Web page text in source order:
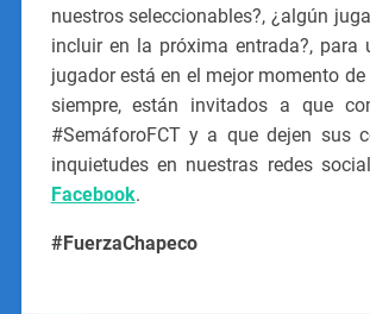
nuestros seleccionables?, ¿algún
incluir en la próxima entrada?, para
jugador está en el mejor momento
siempre, están invitados a que
#SemáforoFCT y a que dejen sus
inquietudes en nuestras redes
Facebook.
#FuerzaChapeco